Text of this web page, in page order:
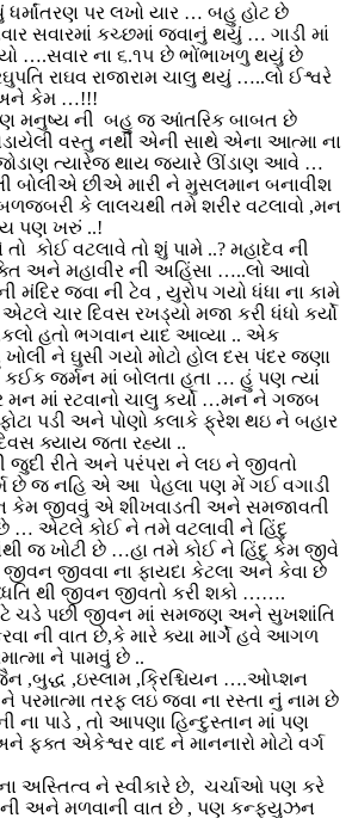
પર લખો યાર … બહુ હોટ છે
સવારમાં કચ્છમાં જવાનું થયું … ગાડી માં
….સવાર ના ૬.૧૫ છે ભોંભાખળુ થયું છે
રાઘવ રાજારામ ચાલુ થયું …..લો ઈશ્વરે
અને કેમ …!!!
પણ મનુષ્ય ની બહુ જ આંતરિક બાબત છે
વસ્તુ નથી એની સાથે એના આત્મા ના
ત્યારેજ થાય જયારે ઊંડાણ આવે …
બોલીએ છીએ મારી ને મુસલમાન બનાવીશ
કે લાલચથી તમે શરીર વટલાવો ,મન
પણ ખરું ..!
કોઈ વટલાવે તો શું પામે ..? મહાદેવ ની
અને મહાવીર ની અહિંસા …..લો આવો
મંદિર જવા ની ટેવ , યુરોપ ગયો ધંધા ના કામે
ચાર દિવસ રખડ્યો મજા કરી ધંધો કર્યો
હતો ભગવાન યાદ આવ્યા .. એક
ને ઘુસી ગયો મોટો હોલ દસ પંદર જણા
કઈક જર્મન માં બોલતા હતા … હું પણ ત્યાં
મન માં રટવાનો ચાલુ કર્યો …મન ને ગજબ
પડી અને પોણો કલાકે ફ્રેશ થઇ ને બહાર
ક્યાય જતા રહ્યા ..
રીતે અને પરંપરા ને લઇ ને જીવતો
છે જ નહિ એ આ પેહલા પણ મેં ગઈ વગાડી
કેમ જીવવું એ શીખવાડતી અને સમજાવતી
… એટલે કોઈ ને તમે વટલાવી ને હિંદુ
જ ખોટી છે …હા તમે કોઈ ને હિંદુ કેમ જીવે
જીવવા ના ફાયદા કેટલા અને કેવા છે
થી જીવન જીવતો કરી શકો …….
ચડે પછી જીવન માં સમજણ અને સુખશાંતિ
ની વાત છે,કે મારે ક્યા માર્ગે હવે આગળ
ને પામવું છે ..
,બુદ્ધ ,ઇસ્લામ ,ક્રિશ્ચિયન ….ઓપ્શન
પરમાત્મા તરફ લઇ જવા ના રસ્તા નું નામ છે
ના પાડે , તો આપણા હિન્દુસ્તાન માં પણ
ફક્ત એકેશ્વર વાદ ને માનનારો મોટો વર્ગ
ના અસ્તિત્વ ને સ્વીકારે છે, ચર્ચાઓ પણ કરે
અને મળવાની વાત છે , પણ કન્ફયુઝન